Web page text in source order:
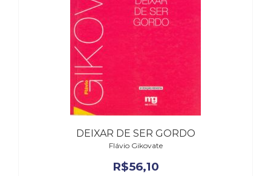
DEIXAR DE SER GORDO
Flávio Gikovate
R$56,10